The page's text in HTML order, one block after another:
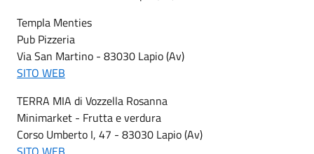
Templa Menties
Pub Pizzeria
Via San Martino - 83030 Lapio (Av)
SITO WEB
TERRA MIA di Vozzella Rosanna
Minimarket - Frutta e verdura
Corso Umberto I, 47 - 83030 Lapio (Av)